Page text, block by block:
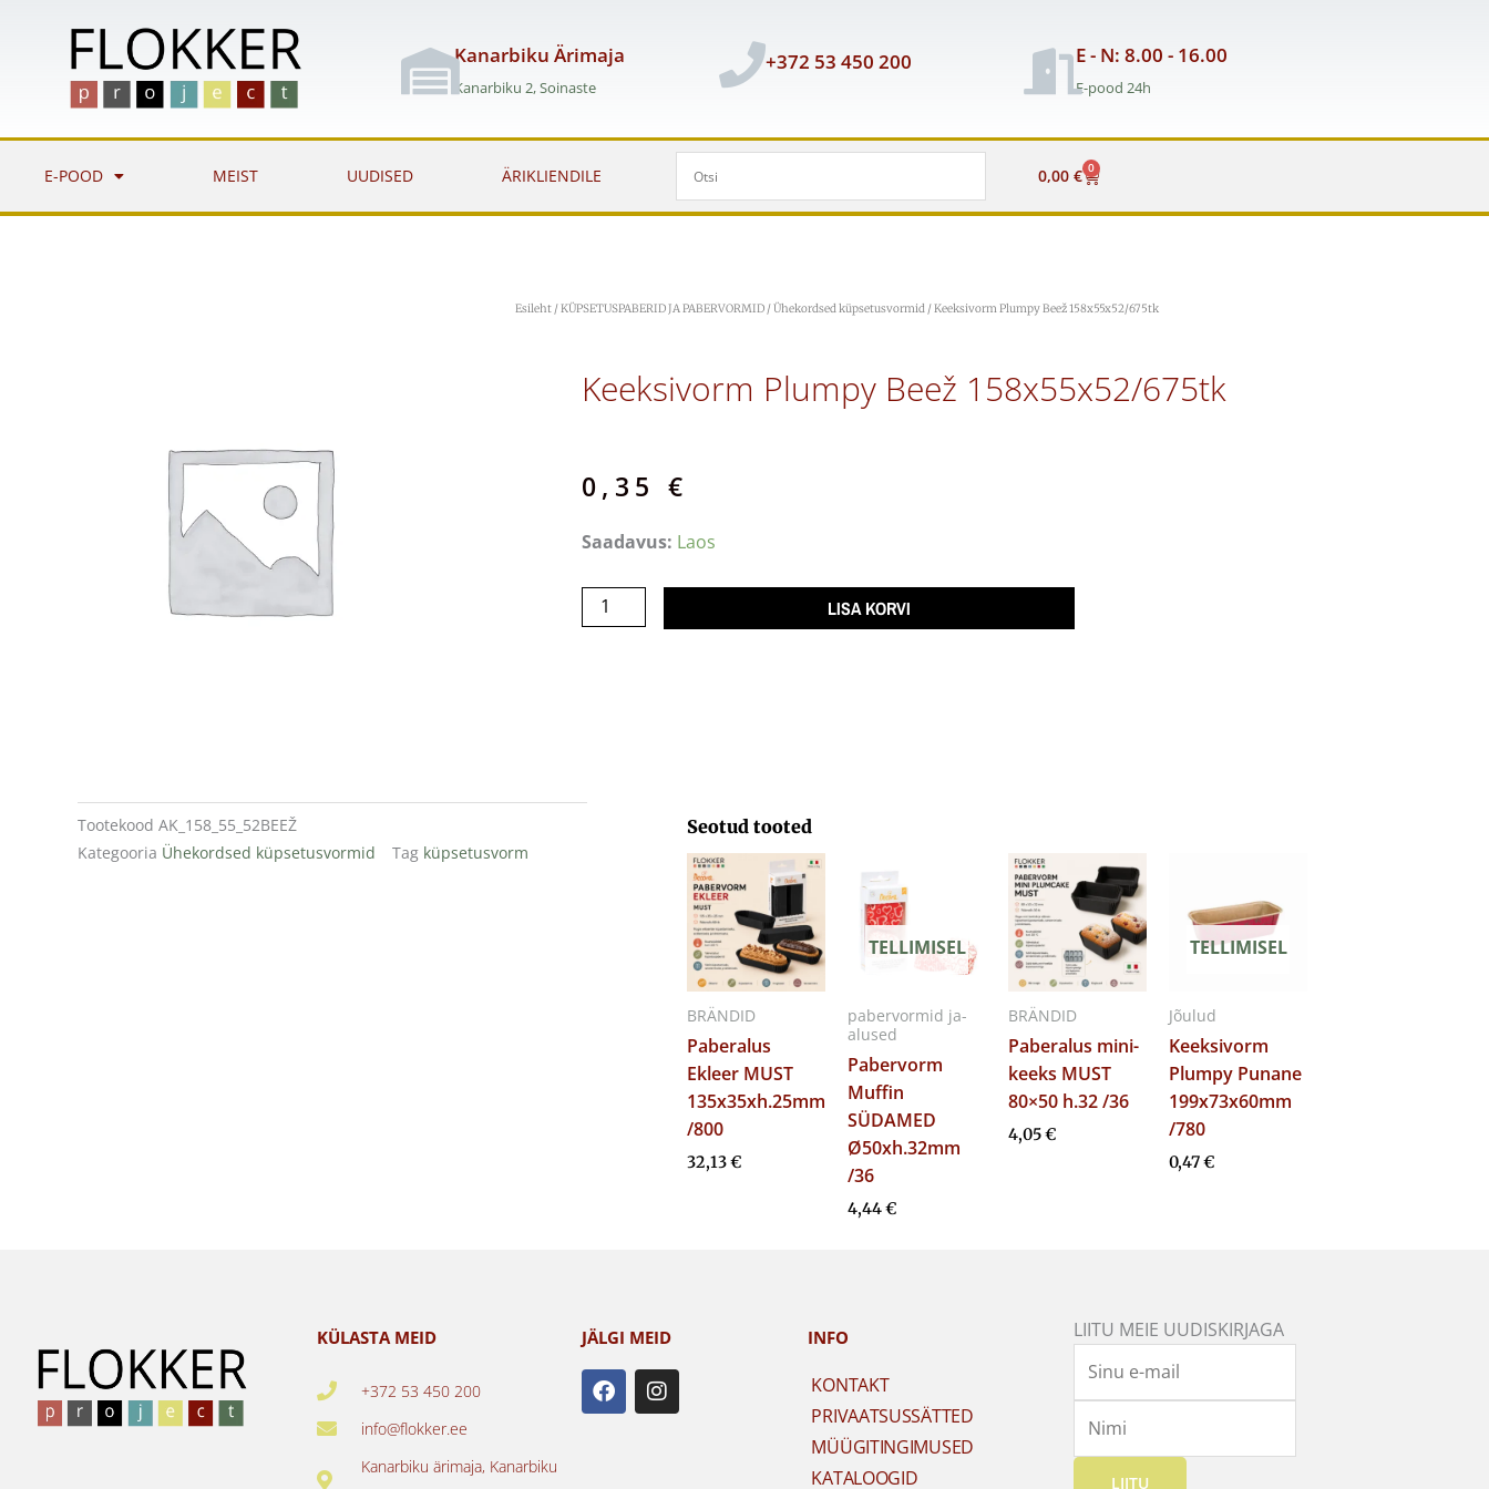
Kanarbiku Ärimaja
Kanarbiku 2, Soinaste
+372 53 450 200 E - N: 8.00 - 16.00
E-pood 24h
E-POOD MEIST UUDISED ÄRIKLIENDILE 0,00 € 0
Cart
Esileht/KÜPSETUSPABERID JA PABERVORMID/Ühekordsed küpsetusvormid/ Keeksivorm Plumpy Beež 158x55x52/675tk
Keeksivorm Plumpy Beež 158x55x52/675tk
0,35 €
Saadavus: Laos
Keeksivorm
Beež
158x55x52/675tk
LISA KORVI
Tootekood AK_158_55_52BEEŽ
Kategooria Ühekordsed küpsetusvormid Tag küpsetusvorm
Seotud tooted
BRÄNDID
Paberalus
Ekleer MUST
135x35xh.25mm
/800
32,13€
TELLIMISEL
pabervormid ja-
alused
Pabervorm
Muffin
SÜDAMED
Ø50xh.32mm
/36
4,44€
BRÄNDID
Paberalus mini-
keeks MUST
80×50 h.32 /36
4,05€
TELLIMISEL
Jõulud
Keeksivorm
Plumpy Punane
199x73x60mm
/780
0,47€
KÜLASTA MEID
+372 53 450 200
info@flokker.ee
Kanarbiku ärimaja, Kanarbiku
JÄLGI MEID
F
a
c
I
n
s
INFO
KONTAKT
PRIVAATSUSSÄTTED
MÜÜGITINGIMUSED
KATALOOGID
LIITU MEIE UUDISKIRJAGA
LIITU